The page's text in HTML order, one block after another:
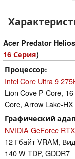
Acer Predator
16 Серия)
Процессор
Intel Core Ultra 9
Lion Cove P-Core,
Core, Arrow Lake-HX
Графический
NVIDIA GeForce
12 Гбайт VRAM,
140 W TDP, GDDR7